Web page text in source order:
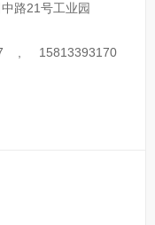
路21号工业园
, 15813393170